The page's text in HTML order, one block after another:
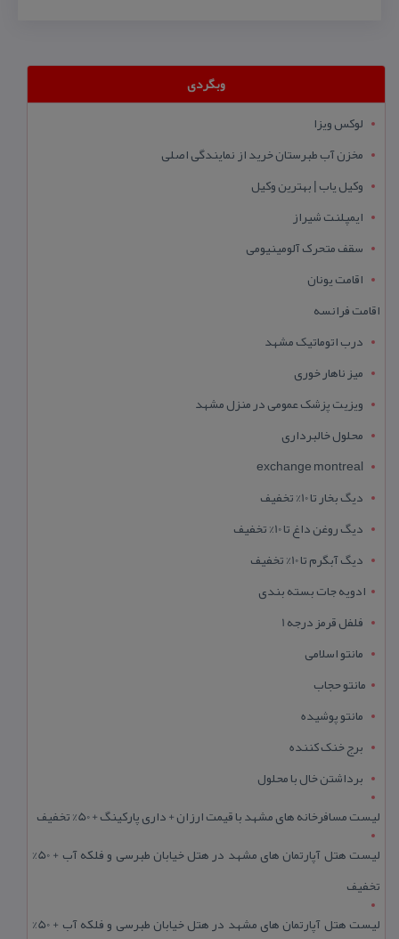
وبگردی
لوکس ویزا
مخزن آب طبرستان خرید از نمایندگی اصلی
وکیل یاب | بهترین وکیل
ایمپلنت شیراز
سقف متحرک آلومینیومی
اقامت یونان
اقامت فرانسه
درب اتوماتیک مشهد
میز ناهار خوری
ویزیت پزشک عمومی در منزل مشهد
محلول خالبرداری
exchange montreal
دیگ بخار تا 10% تخفیف
دیگ روغن داغ تا 10% تخفیف
دیگ آبگرم تا 10% تخفیف
ادویه جات بسته بندی
فلفل قرمز درجه 1
مانتو اسلامی
مانتو حجاب
مانتو پوشیده
برج خنک کننده
برداشتن خال با محلول
لیست مسافرخانه های مشهد با قیمت ارزان + داری پارکینگ + 50% تخفیف
لیست هتل آپارتمان های مشهد در هتل خیابان طبرسی و فلکه آب + 50%
تخفیف
لیست هتل آپارتمان های مشهد در هتل خیابان طبرسی و فلکه آب + 50%